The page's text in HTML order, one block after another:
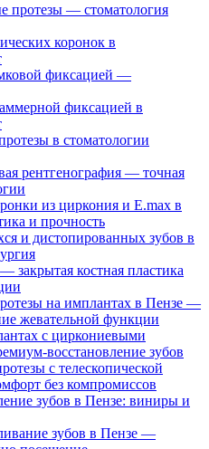
протезы — стоматология
коронок в
фиксацией —
фиксацией в
в стоматологии
рентгенография — точная
из циркония и E.max в
и прочность
и дистопированных зубов в
костная пластика
на имплантах в Пензе —
жевательной функции
с циркониевыми
восстановление зубов
с телескопической
без компромиссов
зубов в Пензе: виниры и
зубов в Пензе —